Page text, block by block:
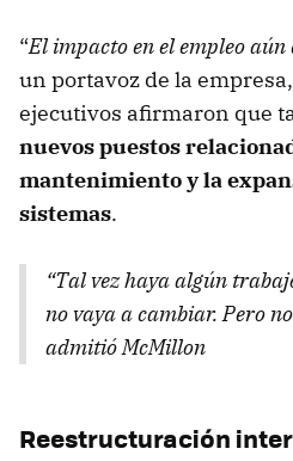
“El impacto en el empleo aún
un portavoz de la
ejecutivos afirmaron que
nuevos puestos
mantenimiento y la
sistemas.
“Tal vez haya algún
no vaya a cambiar. Pero
admitió McMillon
Reestructuración